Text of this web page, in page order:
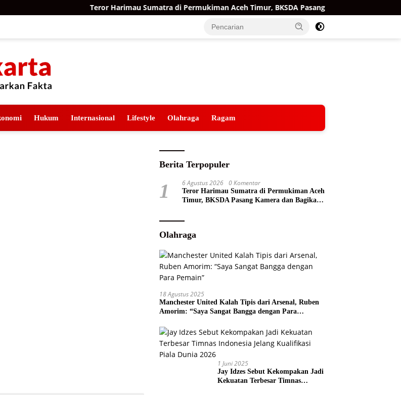
Teror Harimau Sumatra di Permukiman Aceh Timur, BKSDA Pasang Kamera dan Bagikan
Hukum Internasional Lifestyle Olahraga Ragam
Berita Terpopuler
1 6 Agustus 2026 0 Komentar
Teror Harimau Sumatra di Permukiman Aceh
Timur, BKSDA Pasang Kamera dan Bagikan
Olahraga
18 Agustus 2025
Manchester United Kalah Tipis dari Arsenal, Ruben
Amorim: “Saya Sangat Bangga dengan Para
1 Juni 2025
Jay Idzes Sebut Kekompakan Jadi
Kekuatan Terbesar Timnas